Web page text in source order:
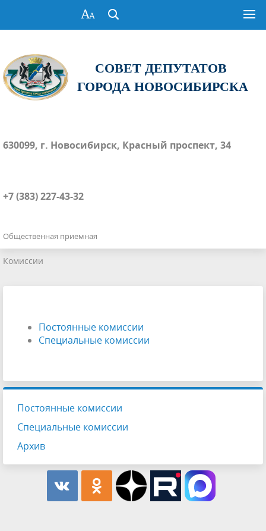
СОВЕТ ДЕПУТАТОВ
ГОРОДА НОВОСИБИРСКА
630099, г. Новосибирск, Красный проспект, 34
+7 (383) 227-43-32
Общественная приемная
Комиссии
Постоянные комиссии
Специальные комиссии
Постоянные комиссии
Специальные комиссии
Архив